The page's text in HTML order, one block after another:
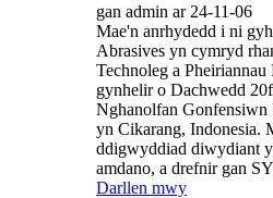
gan admin ar 24-11-06
Mae'n anrhydedd i ni
Abrasives yn cymryd
Technoleg a
gynhelir o Dachwedd
Nghanolfan
yn Cikarang, Indonesia.
ddigwyddiad diwydiant
amdano, a drefnir gan
Darllen mwy